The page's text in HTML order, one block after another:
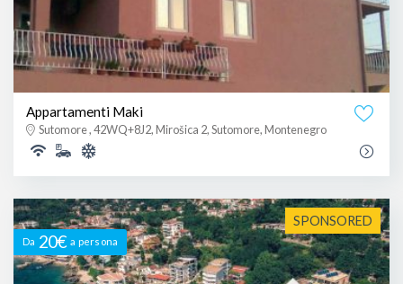
Appartamenti Maki
Sutomore , 42WQ+8J2, Mirošica 2, Sutomore, Montenegro
SPONSORED
Da 20€ a persona